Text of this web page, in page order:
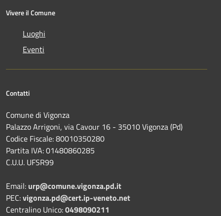
Vivere il Comune
Luoghi
Eventi
Contatti
Comune di Vigonza
Palazzo Arrigoni, via Cavour 16 - 35010 Vigonza (Pd)
Codice Fiscale: 80010350280
Partita IVA: 01480860285
C.U.U. UFSR99
Email: urp@comune.vigonza.pd.it
PEC:vigonza.pd@cert.ip-veneto.net
Centralino Unico:0498090211